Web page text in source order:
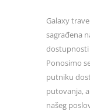
Galaxy
sagrađena
dostupnosti
Ponosimo
putniku
putovanja,
našeg